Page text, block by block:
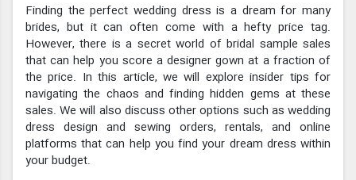
Finding the perfect wedding dress is a dream for many
brides, but it can often come with a hefty price tag.
However, there is a secret world of bridal sample sales
that can help you score a designer gown at a fraction of
the price. In this article, we will explore insider tips for
navigating the chaos and finding hidden gems at these
sales. We will also discuss other options such as wedding
dress design and sewing orders, rentals, and online
platforms that can help you find your dream dress within
your budget.